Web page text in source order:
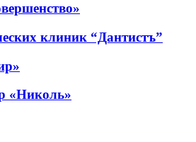
клиник “Дантистъ”
«Николь»